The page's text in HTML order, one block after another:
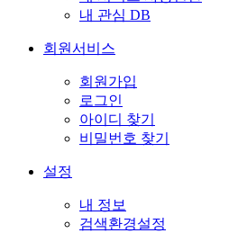
내 관심 DB
회원서비스
회원가입
로그인
아이디 찾기
비밀번호 찾기
설정
내 정보
검색환경설정